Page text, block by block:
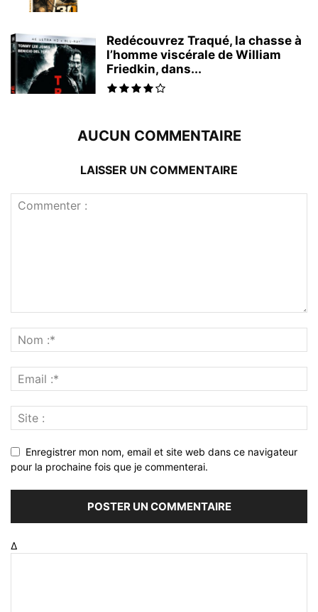
Redécouvrez Traqué, la chasse à
l’homme viscérale de William
Friedkin, dans...
AUCUN COMMENTAIRE
LAISSER UN COMMENTAIRE
Enregistrer mon nom, email et site web dans ce navigateur
pour la prochaine fois que je commenterai.
Δ